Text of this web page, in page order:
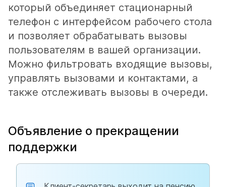
который объединяет стационарный
телефон с интерфейсом рабочего стола
и позволяет обрабатывать вызовы
пользователям в вашей организации.
Можно фильтровать входящие вызовы,
управлять вызовами и контактами, а
также отслеживать вызовы в очереди.
Объявление о прекращении
поддержки